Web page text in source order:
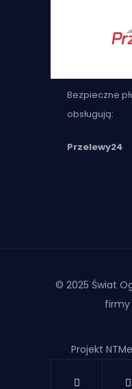
Bezpieczne
obsługują:
Przelewy24
© 2025 Świat
firmy
Projekt